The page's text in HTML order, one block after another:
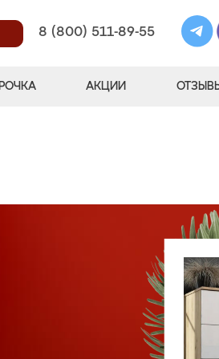
8 (800) 511-89-55
АКЦИИ